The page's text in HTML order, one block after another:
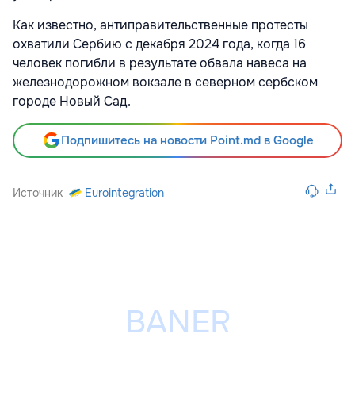
Как известно, антиправительственные протесты
охватили Сербию с декабря 2024 года, когда 16
человек погибли в результате обвала навеса на
железнодорожном вокзале в северном сербском
городе Новый Сад.
Подпишитесь на новости Point.md в Google
Источник Eurointegration